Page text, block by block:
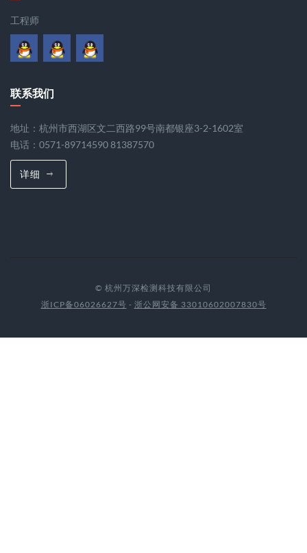
工程师
联系我们
地址：杭州市西湖区文二西路99号南都银座3-2-1602室
电话：0571-89714590 81387570
详细
© 杭州万深检测科技有限公司
浙ICP备06026627号 - 浙公网安备 33010602007830号